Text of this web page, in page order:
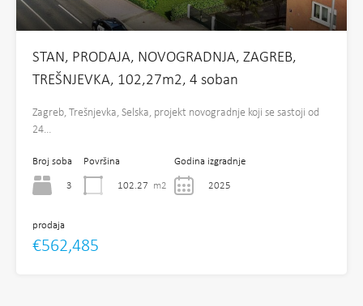
STAN, PRODAJA, NOVOGRADNJA, ZAGREB,
TREŠNJEVKA, 102,27m2, 4 soban
Zagreb, Trešnjevka, Selska, projekt novogradnje koji se sastoji od
24…
Broj soba
3
Površina
102.27 m2
Godina izgradnje
2025
prodaja
€562,485